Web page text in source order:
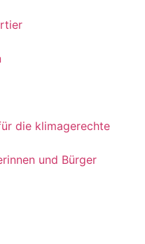
die klimagerechte
und Bürger